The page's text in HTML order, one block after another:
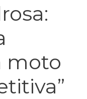
moto